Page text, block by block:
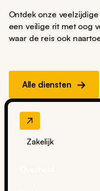
Ontdek onze
een veilige rit met oog
waar de reis ook
Alle diensten
Zakelijk